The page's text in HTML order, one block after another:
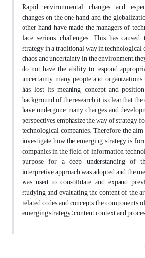
Rapid environmental changes and
changes on the one hand and the
other hand have made the managers of
face serious challenges. This has
strategy in a traditional way in technological
chaos and uncertainty in the environment,
do not have the ability to respond
uncertainty, many people and
has lost its meaning, concept and
background of the research, it is clear that
have undergone many changes and
perspectives emphasize the way of strategy
technological companies. Therefore, the
investigate how the emerging strategy is
companies in the field of information
purpose, for a deep understanding of
interpretive approach was adopted and the
was used to consolidate and expand
studying and evaluating the content of the
related codes and concepts, the components
emerging strategy (content, context and